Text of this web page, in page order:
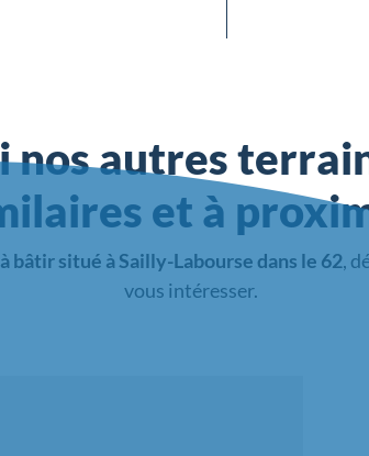
nos autres
et à
bâtir situé à Sailly-Labourse dans le 62,
vous intéresser.